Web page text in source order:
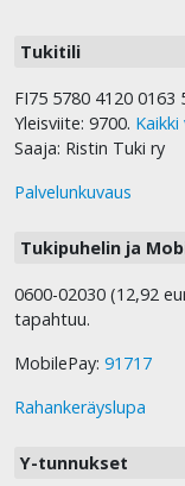
Tukitili
FI75 5780 4120 0163
Yleisviite: 9700.
Saaja: Ristin Tuki ry
Palvelunkuvaus
Tukipuhelin ja
0600-02030 (12,92
tapahtuu.
MobilePay: 91717
Rahankeräyslupa
Y-tunnukset